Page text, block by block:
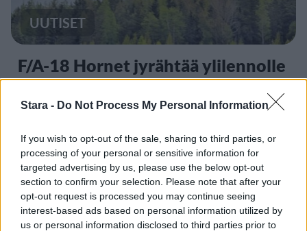
Stara - Do Not Process My Personal Information
If you wish to opt-out of the sale, sharing to third parties, or
processing of your personal or sensitive information for
targeted advertising by us, please use the below opt-out
section to confirm your selection. Please note that after your
opt-out request is processed you may continue seeing
interest-based ads based on personal information utilized by
us or personal information disclosed to third parties prior to
UUTISET
F/A-18 Hornet jyrähtää ylilennolle
Jyväskylässä – katuja suljetaan
3